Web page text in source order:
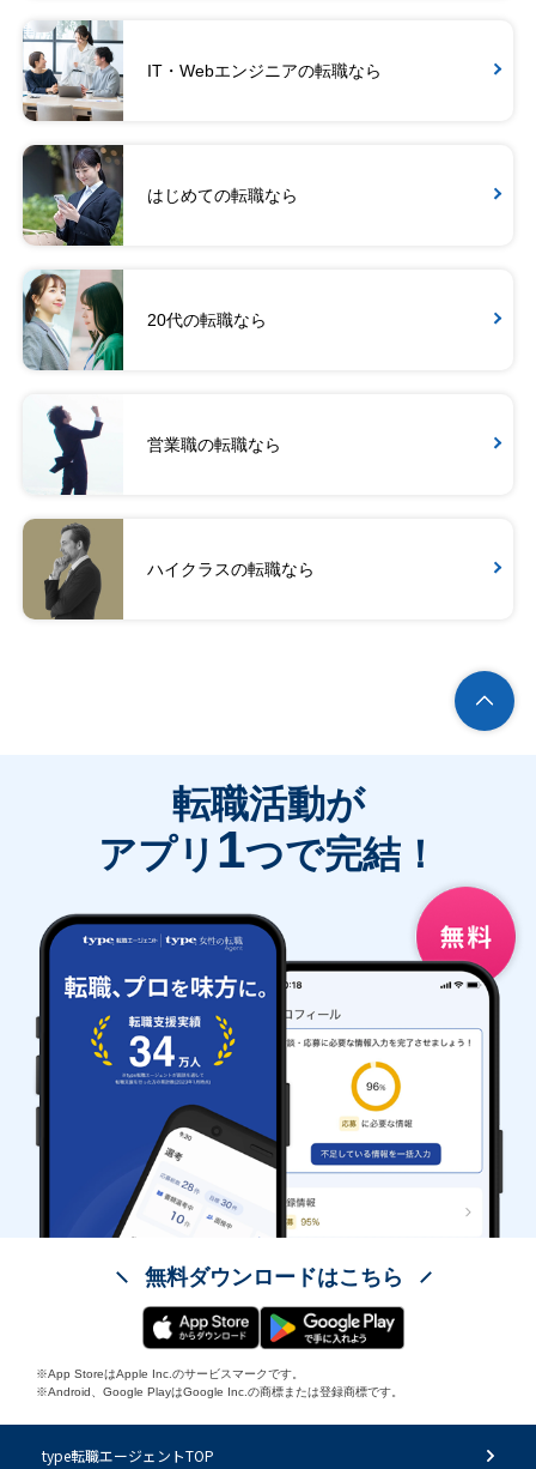
IT・Webエンジニアの転職なら
はじめての転職なら
20代の転職なら
営業職の転職なら
ハイクラスの転職なら
転職活動が
アプリ 1つで完結！
無料ダウンロードはこちら
※App StoreはApple Inc.のサービスマークです。
※Android、Google PlayはGoogle Inc.の商標または登録商標です。
type転職エージェントTOP